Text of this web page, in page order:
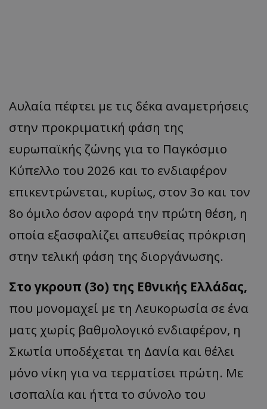
Αυλαία πέφτει με τις δέκα αναμετρήσεις
στην προκριματική φάση της
ευρωπαϊκής ζώνης για το Παγκόσμιο
Κύπελλο του 2026 και το ενδιαφέρον
επικεντρώνεται, κυρίως, στον 3ο και τον
8ο όμιλο όσον αφορά την πρώτη θέση, η
οποία εξασφαλίζει απευθείας πρόκριση
στην τελική φάση της διοργάνωσης.
Στο γκρουπ (3ο) της Εθνικής Ελλάδας,
που μονομαχεί με τη Λευκορωσία σε ένα
ματς χωρίς βαθμολογικό ενδιαφέρον, η
Σκωτία υποδέχεται τη Δανία και θέλει
μόνο νίκη για να τερματίσει πρώτη. Με
ισοπαλία και ήττα το σύνολο του